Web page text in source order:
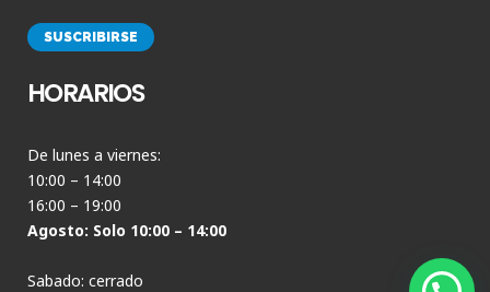
HORARIOS
De lunes a viernes:
10:00 – 14:00
16:00 – 19:00
Agosto: Solo 10:00 – 14:00
Sabado: cerrado